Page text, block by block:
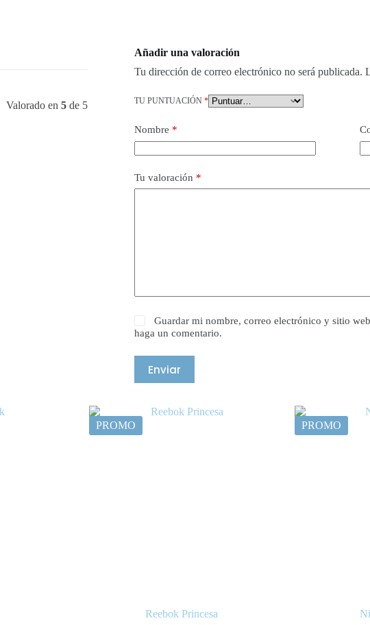
Valorado en5 de 5
Añadir una valoración
Tu dirección de correo electrónico no será publicada.
TU PUNTUACIÓN *
Nombre *
Tu valoración *
Guardar mi nombre, correo electrónico y sitio
haga un comentario.
Enviar
PROMO
Reebok Princesa
PROMO